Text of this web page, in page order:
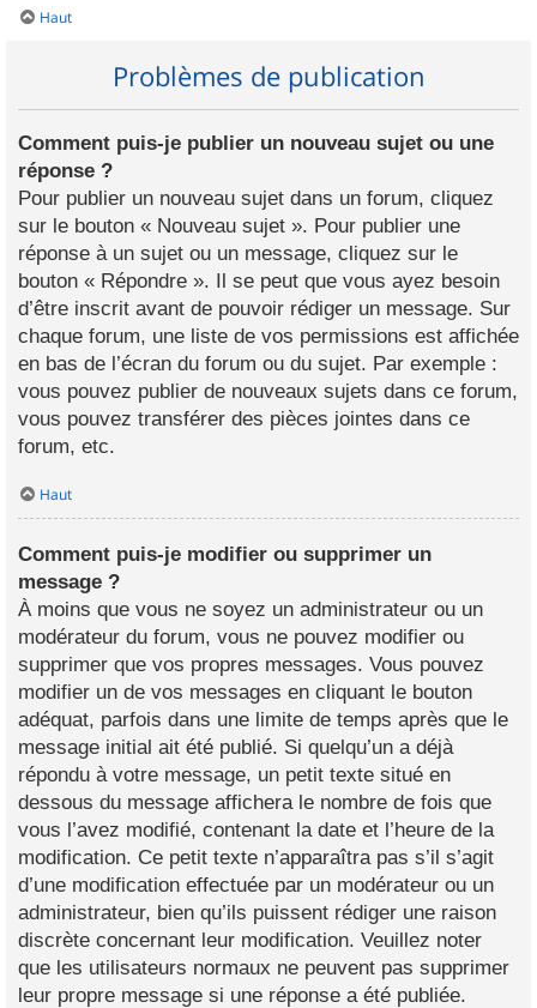
Haut
Problèmes de publication
Comment puis-je publier un nouveau sujet ou une
réponse ?
Pour publier un nouveau sujet dans un forum, cliquez
sur le bouton « Nouveau sujet ». Pour publier une
réponse à un sujet ou un message, cliquez sur le
bouton « Répondre ». Il se peut que vous ayez besoin
d’être inscrit avant de pouvoir rédiger un message. Sur
chaque forum, une liste de vos permissions est affichée
en bas de l’écran du forum ou du sujet. Par exemple :
vous pouvez publier de nouveaux sujets dans ce forum,
vous pouvez transférer des pièces jointes dans ce
forum, etc.
Haut
Comment puis-je modifier ou supprimer un
message ?
À moins que vous ne soyez un administrateur ou un
modérateur du forum, vous ne pouvez modifier ou
supprimer que vos propres messages. Vous pouvez
modifier un de vos messages en cliquant le bouton
adéquat, parfois dans une limite de temps après que le
message initial ait été publié. Si quelqu’un a déjà
répondu à votre message, un petit texte situé en
dessous du message affichera le nombre de fois que
vous l’avez modifié, contenant la date et l’heure de la
modification. Ce petit texte n’apparaîtra pas s’il s’agit
d’une modification effectuée par un modérateur ou un
administrateur, bien qu’ils puissent rédiger une raison
discrète concernant leur modification. Veuillez noter
que les utilisateurs normaux ne peuvent pas supprimer
leur propre message si une réponse a été publiée.